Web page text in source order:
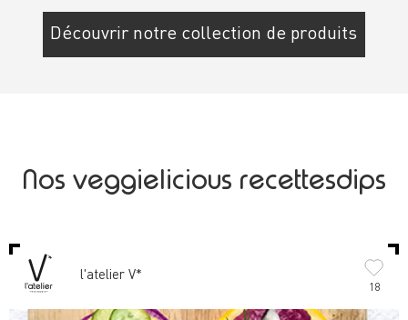
Découvrir notre collection de produits
Nos veggielicious recettesdips
l'atelier V*
18